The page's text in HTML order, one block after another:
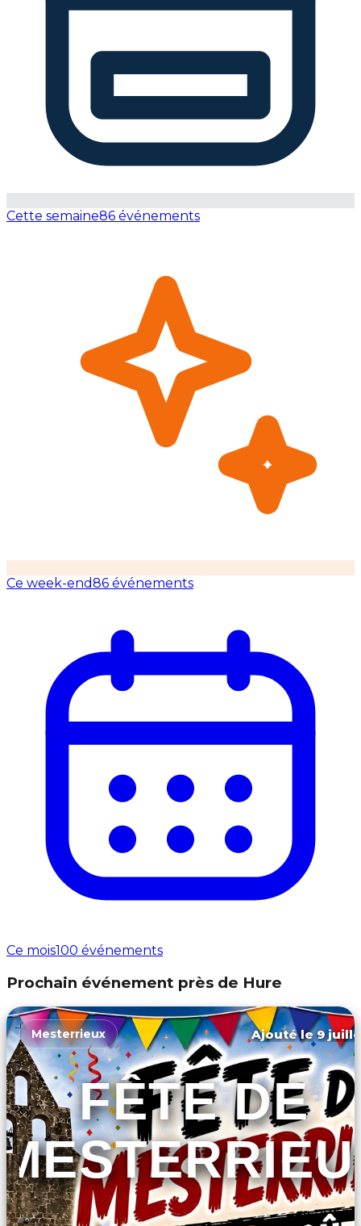
Cette semaine86 événements
Ce week-end86 événements
Ce mois100 événements
Prochain événement près de Hure
Mesterrieux Ajouté le 9
FÊTE DE